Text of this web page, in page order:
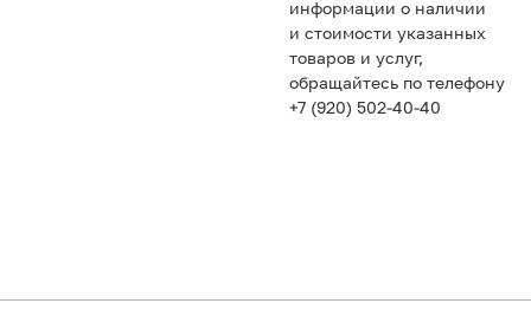
информации о наличии
и стоимости указанных
товаров и услуг,
обращайтесь по телефону
+7 (920) 502-40-40